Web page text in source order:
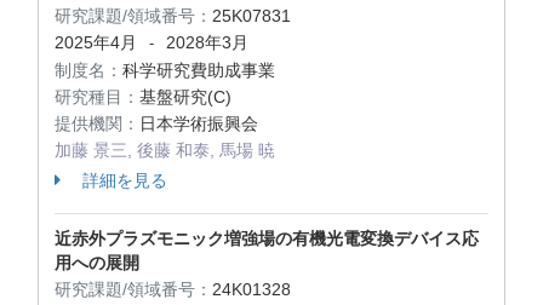
研究課題/領域番号： 25K07831
2025年4月
-
2028年3月
制度名： 科学研究費助成事業
研究種目： 基盤研究(C)
提供機関： 日本学術振興会
加藤 景三, 後藤 和泰, 馬場 暁
詳細を見る
近赤外プラズモニック増強場の有機光電変換デバイス応
用への展開
研究課題/領域番号： 24K01328